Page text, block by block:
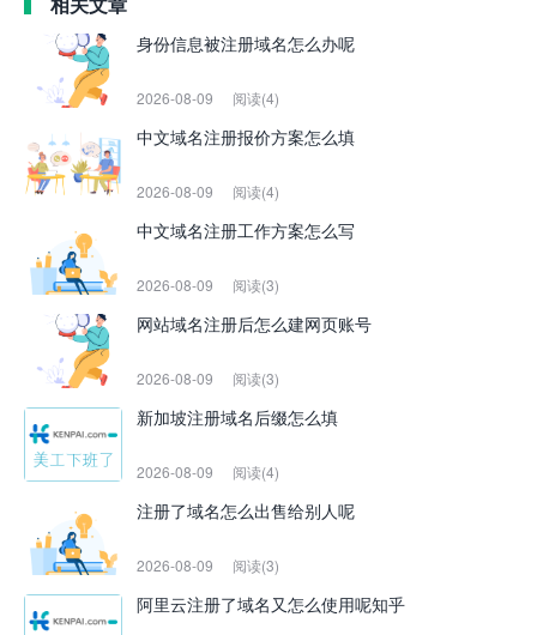
身份信息被注册域名怎么办呢
2026-08-09 阅读(4)
中文域名注册报价方案怎么填
2026-08-09 阅读(4)
中文域名注册工作方案怎么写
2026-08-09 阅读(3)
网站域名注册后怎么建网页账号
2026-08-09 阅读(3)
新加坡注册域名后缀怎么填
2026-08-09 阅读(4)
注册了域名怎么出售给别人呢
2026-08-09 阅读(3)
阿里云注册了域名又怎么使用呢知乎